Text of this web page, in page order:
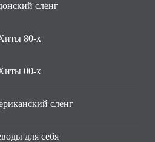
сленг
80-х
00-х
сленг
для себя